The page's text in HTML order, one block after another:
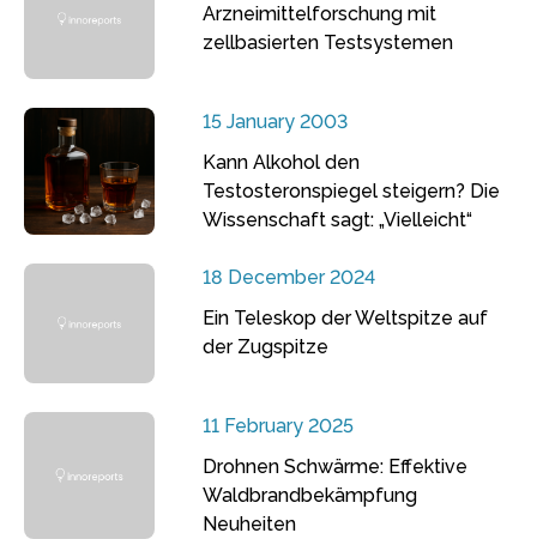
Arzneimittelforschung mit
zellbasierten Testsystemen
15 January 2003
Kann Alkohol den
Testosteronspiegel steigern? Die
Wissenschaft sagt: „Vielleicht“
18 December 2024
Ein Teleskop der Weltspitze auf
der Zugspitze
11 February 2025
Drohnen Schwärme: Effektive
Waldbrandbekämpfung
Neuheiten